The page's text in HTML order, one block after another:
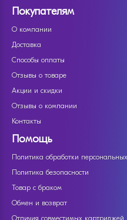
Покупателям
О компании
Доставка
Способы оплаты
Отзывы о товаре
Акции и скидки
Отзывы о компании
Контакты
Помощь
Политика обработки
Политика безопасности
Товар с браком
Обмен и возврат